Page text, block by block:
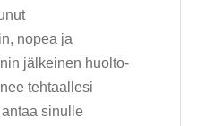
nopea ja
jälkeinen huolto-
tehtaallesi
sinulle